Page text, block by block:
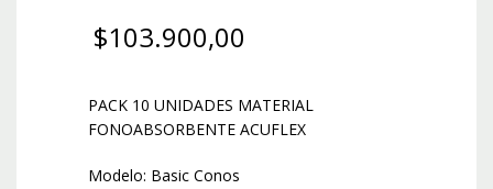
$103.900,00
PACK 10 UNIDADES MATERIAL
FONOABSORBENTE ACUFLEX
Modelo: Basic Conos